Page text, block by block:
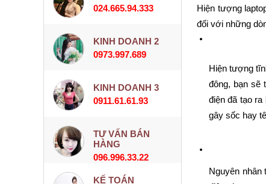
024.665.94.333
KINH DOANH 2
0973.997.689
KINH DOANH 3
0911.61.61.93
TƯ VẤN BÁN
HÀNG
096.996.33.22
KẾ TOÁN
Hiện tượng
đối với những
Hiện tượng
đông, bạn sẽ
điện đã tạo
gây sốc hay
Nguyên